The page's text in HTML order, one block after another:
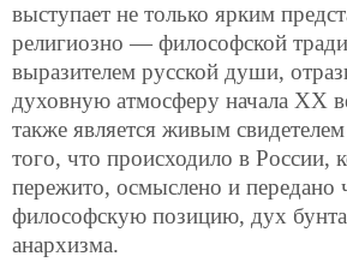
выступает не только ярким
религиозно — философской
выразителем русской души,
духовную атмосферу начала ХХ
также является живым
того, что происходило в России,
пережито, осмыслено и передано
философскую позицию, дух
анархизма.